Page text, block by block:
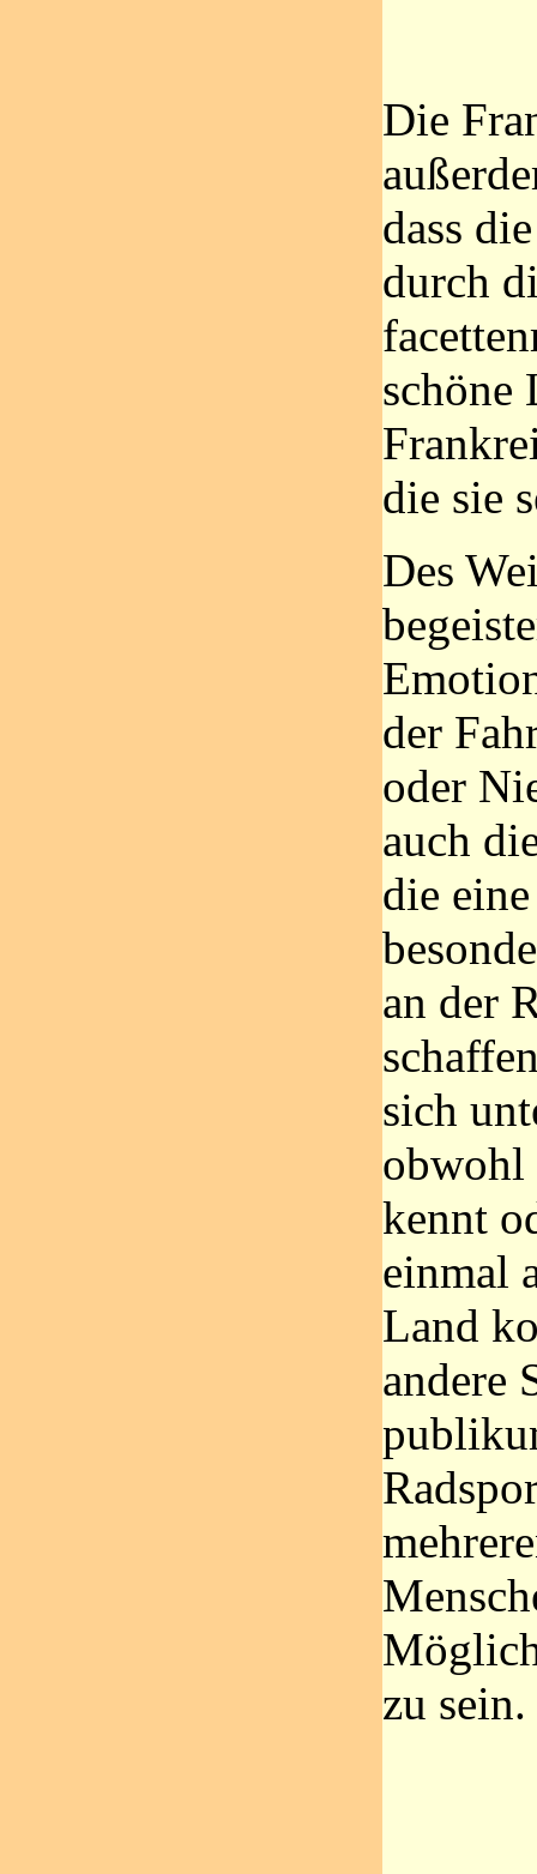
Die
dass
durch
schöne
die sie
Des
der
oder
auch
die
an der
sich
obwohl
kennt
einmal
Land
andere
zu sein.